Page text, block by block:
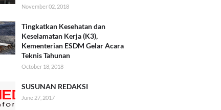
November 02, 2018
Tingkatkan Kesehatan dan
Keselamatan Kerja (K3),
Kementerian ESDM Gelar Acara
Teknis Tahunan
October 18, 2018
SUSUNAN REDAKSI
June 27, 2017